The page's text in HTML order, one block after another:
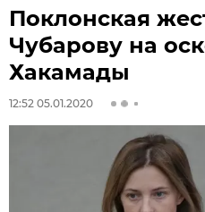
Поклонская
Чубарову на
Хакамады
12:52 05.01.2020